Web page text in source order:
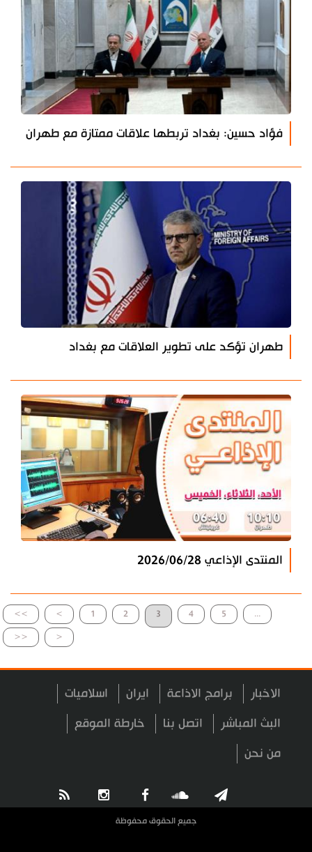
فؤاد حسين: بغداد تربطها علاقات ممتازة مع طهران
طهران تؤكد على تطوير العلاقات مع بغداد
المنتدى الإذاعي 2026/06/28
>> > 1 2 3 4 5 ...
<
<<
الاخبار برامج الاذاعة ايران اسلاميات
البث المباشر اتصل بنا خارطة الموقع
من نحن
جميع الحقوق محفوظة